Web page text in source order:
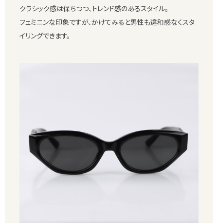
クラシック感は保ちつつ、トレンド感のあるスタイル。
フェミニンな印象ですが、かけてみると男性も違和感なくスタ
イリングできます。